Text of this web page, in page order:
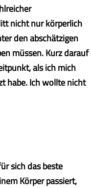
nicht nur körperlich
den abschätzigen
müssen. Kurz darauf
als ich mich
habe. Ich wollte nicht
sich das beste
Körper passiert,